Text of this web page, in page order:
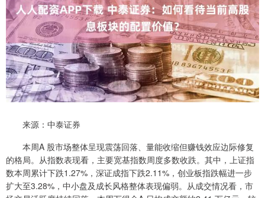
来源：中泰证券
本周A 股市场整体呈现震荡回落、量能收缩但赚钱效应边际修复
的格局。从指数表现看，主要宽基指数周度多数收跌。其中，上证指
数本周累计下跌1.27%，深证成指下跌2.11%，创业板指跌幅进一步
扩大至3.28%，中小盘及成长风格整体表现偏弱。从成交情况看，市